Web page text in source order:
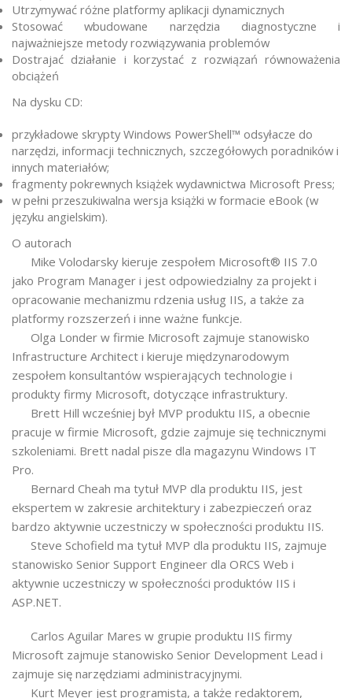
Utrzymywać różne platformy aplikacji dynamicznych
Stosować wbudowane narzędzia diagnostyczne i
najważniejsze metody rozwiązywania problemów
Dostrajać działanie i korzystać z rozwiązań równoważenia
obciążeń
Na dysku CD:
przykładowe skrypty Windows PowerShell™ odsyłacze do
narzędzi, informacji technicznych, szczegółowych poradników i
innych materiałów;
fragmenty pokrewnych książek wydawnictwa Microsoft Press;
w pełni przeszukiwalna wersja książki w formacie eBook (w
języku angielskim).
O autorach
Mike Volodarsky kieruje zespołem Microsoft® IIS 7.0
jako Program Manager i jest odpowiedzialny za projekt i
opracowanie mechanizmu rdzenia usług IIS, a także za
platformy rozszerzeń i inne ważne funkcje.
Olga Londer w firmie Microsoft zajmuje stanowisko
Infrastructure Architect i kieruje międzynarodowym
zespołem konsultantów wspierających technologie i
produkty firmy Microsoft, dotyczące infrastruktury.
Brett Hill wcześniej był MVP produktu IIS, a obecnie
pracuje w firmie Microsoft, gdzie zajmuje się technicznymi
szkoleniami. Brett nadal pisze dla magazynu Windows IT
Pro.
Bernard Cheah ma tytuł MVP dla produktu IIS, jest
ekspertem w zakresie architektury i zabezpieczeń oraz
bardzo aktywnie uczestniczy w społeczności produktu IIS.
Steve Schofield ma tytuł MVP dla produktu IIS, zajmuje
stanowisko Senior Support Engineer dla ORCS Web i
aktywnie uczestniczy w społeczności produktów IIS i
ASP.NET.
Carlos Aguilar Mares w grupie produktu IIS firmy
Microsoft zajmuje stanowisko Senior Development Lead i
zajmuje się narzędziami administracyjnymi.
Kurt Meyer jest programistą, a także redaktorem,